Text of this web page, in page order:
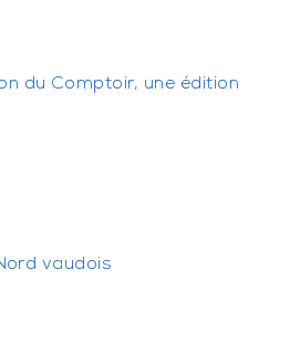
du Comptoir, une édition
vaudois